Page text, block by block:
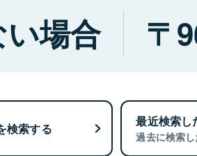
場合
検索する 最近検索し
過去に検索し